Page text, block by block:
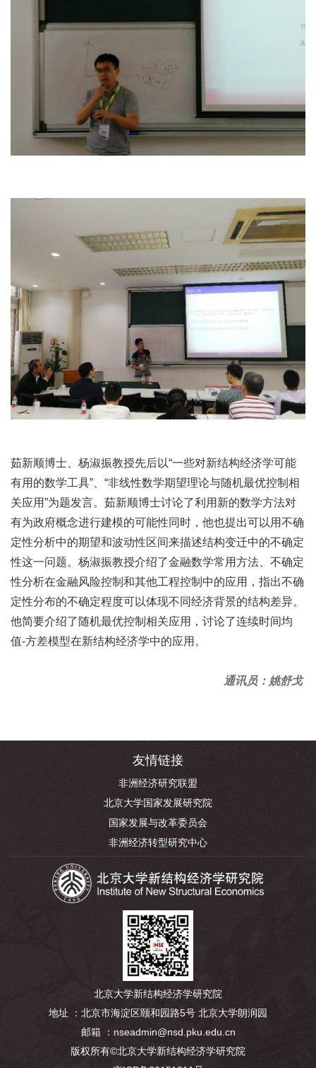
茹新顺博士、杨淑振教授先后以“一些对新结构经济学可能
有用的数学工具”、“非线性数学期望理论与随机最优控制相
关应用”为题发言。茹新顺博士讨论了利用新的数学方法对
有为政府概念进行建模的可能性同时，他也提出可以用不确
定性分析中的期望和波动性区间来描述结构变迁中的不确定
性这一问题。杨淑振教授介绍了金融数学常用方法、不确定
性分析在金融风险控制和其他工程控制中的应用，指出不确
定性分布的不确定程度可以体现不同经济背景的结构差异。
他简要介绍了随机最优控制相关应用，讨论了连续时间均
值-方差模型在新结构经济学中的应用。
通讯员：姚舒戈
友情链接
非洲经济研究联盟
北京大学国家发展研究院
国家发展与改革委员会
非洲经济转型研究中心
北京大学新结构经济学研究院
地址 ：北京市海淀区颐和园路5号 北京大学朗润园
邮箱 ：nseadmin@nsd.pku.edu.cn
版权所有©北京大学新结构经济学研究院